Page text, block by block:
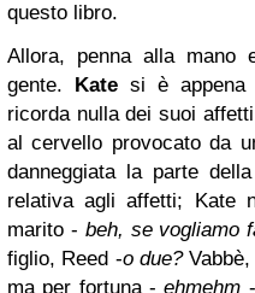
questo libro.
Allora, penna alla mano
gente. Kate si è appena
ricorda nulla dei suoi
al cervello provocato da
danneggiata la parte
relativa agli affetti; Kate
marito - beh, se vogliamo
figlio, Reed -o due?
ma per fortuna -ehmehm